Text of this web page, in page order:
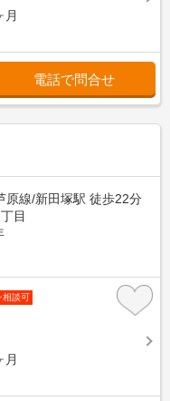
月
電話で問合せ
原線/新田塚駅 徒歩22分
目
相談可
月